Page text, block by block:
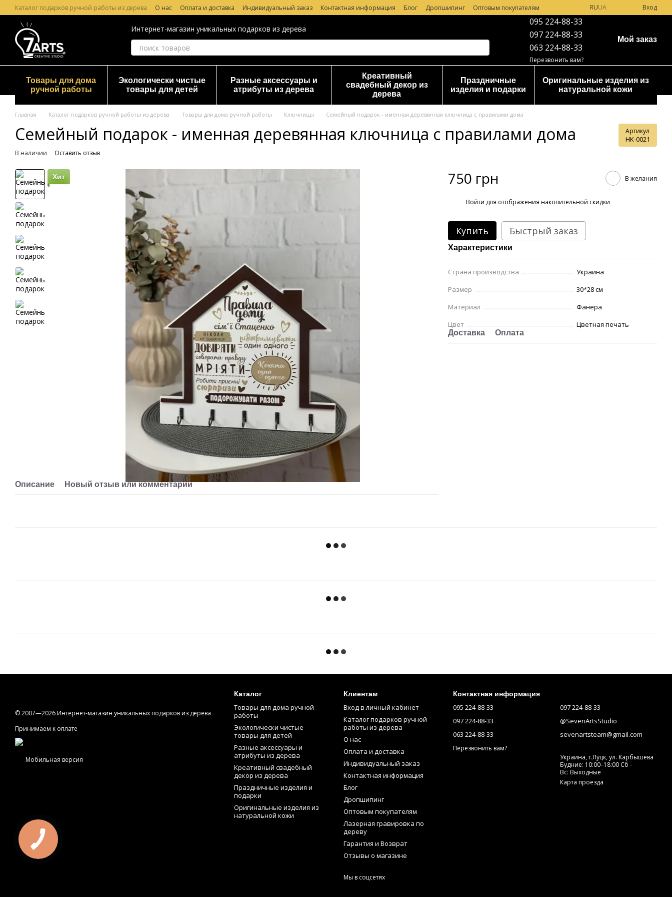
Перейти к основному контенту
Каталог подарков ручной работы из дерева О нас Оплата и доставка Индивидуальный заказ Контактная информация Блог Дропшипинг
Оптовым покупателям
Лазерная гравировка по дереву
Гарантия и Возврат Отзывы о магазине
RUUA Вход
Интернет-магазин уникальных подарков из дерева
095 224-88-33
097 224-88-33
063 224-88-33
Перезвонить вам?
Мой заказ
Товары для дома
ручной работы
Экологически чистые
товары для детей
Разные аксессуары и
атрибуты из дерева
Креативный
свадебный декор из
дерева
Праздничные
изделия и подарки
Оригинальные изделия из
натуральной кожи
Главная Каталог подарков ручной работы из дерева Товары для дома ручной работы Ключницы Семейный подарок - именная деревянная ключница с правилами дома
Семейный подарок - именная деревянная ключница с правилами дома Артикул
HK-0021
В наличии Оставить отзыв
Хит
Описание Новый отзыв или комментарий
750 грн В желания
Войти для отображения накопительной скидки
Купить Быстрый заказ
Характеристики
Страна производства
Украина
Размер
30*28 см
Материал
Фанера
Цвет
Цветная печать
Доставка Оплата
© 2007—2026 Интернет-магазин уникальных подарков из дерева
Принимаем к оплате
Мобильная версия
Каталог
Товары для дома ручной
работы
Экологически чистые
товары для детей
Разные аксессуары и
атрибуты из дерева
Креативный свадебный
декор из дерева
Праздничные изделия и
подарки
Оригинальные изделия из
натуральной кожи
Клиентам
Вход в личный кабинет
Каталог подарков ручной
работы из дерева
О нас
Оплата и доставка
Индивидуальный заказ
Контактная информация
Блог
Дропшипинг
Оптовым покупателям
Лазерная гравировка по
дереву
Гарантия и Возврат
Отзывы о магазине
Мы в соцсетях
Контактная информация
095 224-88-33
097 224-88-33
063 224-88-33
Перезвонить вам?
097 224-88-33
@SevenArtsStudio
sevenartsteam@gmail.com
Украина, г.Луцк, ул. Карбышева
Будние: 10:00–18:00 Сб -
Вс: Выходные
Карта проезда